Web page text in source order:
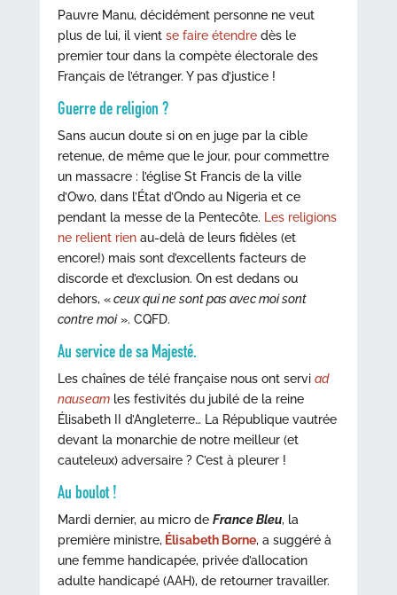
Pauvre Manu, décidément personne ne veut
plus de lui, il vient se faire étendredès le
premier tour dans la compète électorale des
Français de l’étranger. Y pas d’justice !
Guerre de religion ?
Sans aucun doute si on en juge par la cible
retenue, de même que le jour, pour commettre
un massacre : l’église St Francis de la ville
d’Owo, dans l’État d’Ondo au Nigeria et ce
pendant la messe de la Pentecôte. Les religions
ne relient rienau-delà de leurs fidèles (et
encore!) mais sont d’excellents facteurs de
discorde et d’exclusion. On est dedans ou
dehors, «ceux qui ne sont pas avec moi sont
contre moi». CQFD.
Au service de sa Majesté.
Les chaînes de télé française nous ont servi ad
nauseamles festivités du jubilé de la reine
Élisabeth II d’Angleterre… La République vautrée
devant la monarchie de notre meilleur (et
cauteleux) adversaire ? C’est à pleurer !
Au boulot !
Mardi dernier, au micro de France Bleu, la
première ministre, Élisabeth Borne, a suggéré à
une femme handicapée, privée d’allocation
adulte handicapé (AAH), de retourner travailler.